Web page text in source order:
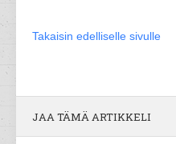
Takaisin edelliselle sivulle
JAA TÄMÄ ARTIKKELI